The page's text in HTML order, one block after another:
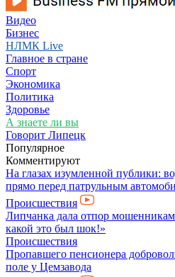
Видео
Бизнес
НЛМК Live
Главное в стране
Спорт
Экономика
Политика
Здоровье
А знаете ли вы
Говорит Липецк
Популярное
Комментируют
На глазах изумленной публики:
прямо перед патрульным
Происшествия
Липчанка дала отпор
какой это был шок!»
Происшествия
Пропавшего пенсионера
поле у Цемзавода